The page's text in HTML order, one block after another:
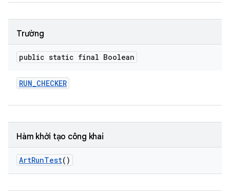
Trường
public static final Boolean
RUN_CHECKER
Hàm khởi tạo công khai
ArtRunTest()